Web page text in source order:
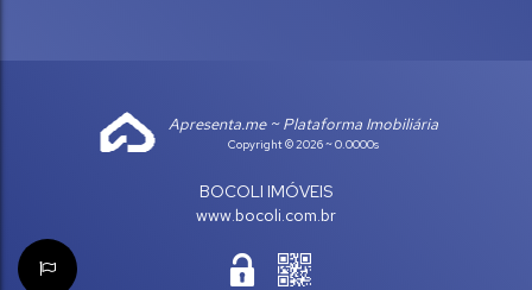
Apresenta.me ~ Plataforma Imobiliária
Copyright © 2026 ~ 0.0000s
BOCOLI IMÓVEIS
www.bocoli.com.br